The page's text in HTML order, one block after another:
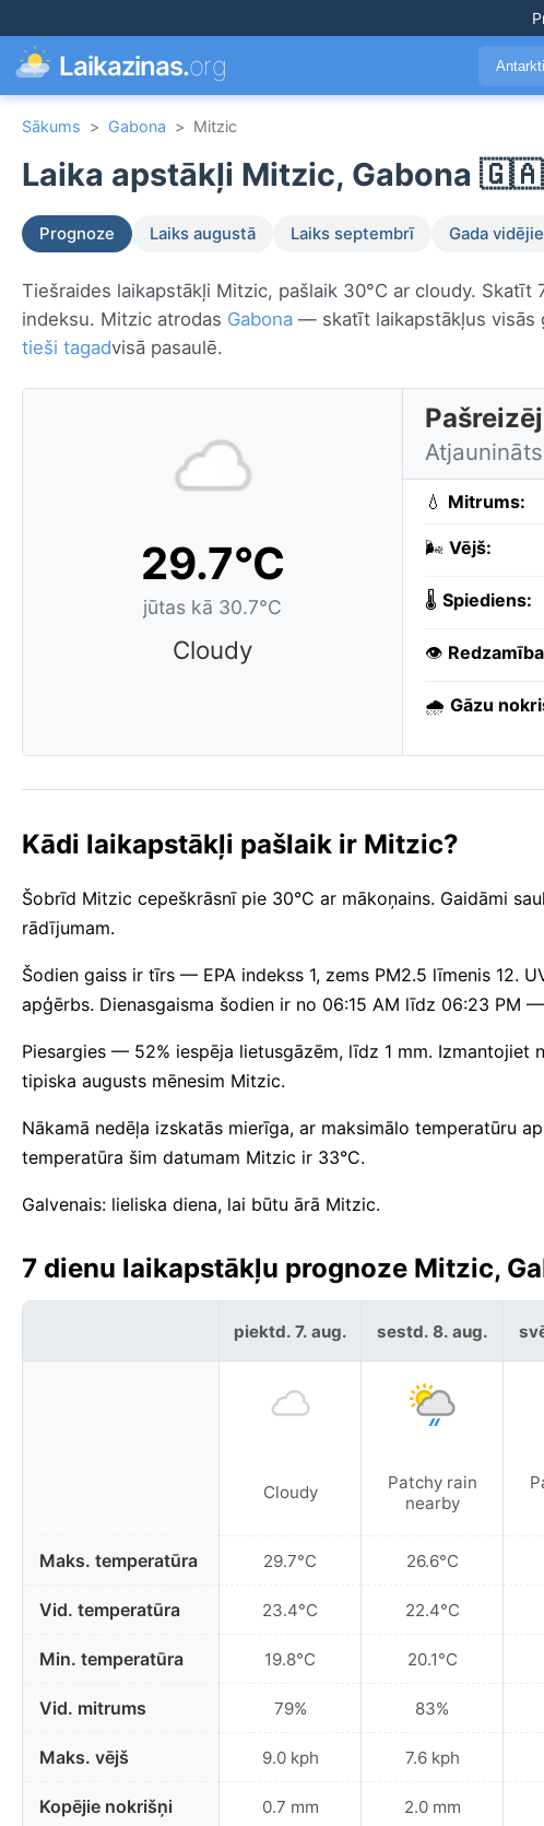
Laikazinas.org
Sākums > Gabona > Mitzic
Laika apstākļi Mitzic, Gabona 🇬🇦
Prognoze Laiks augustā Laiks septembrī Gada
Tiešraides laikapstākļi Mitzic, pašlaik 30°C ar cloudy.
indeksu. Mitzic atrodas Gabona — skatīt laikapstākļus visās
tieši tagadvisā pasaulē.
29.7°C
jūtas kā 30.7°C
Cloudy
💧 Mitrums:
🌬️ Vējš:
🌡️ Spiediens:
👁️
🌧️ Gāzu
Kādi laikapstākļi pašlaik ir Mitzic?
Šobrīd Mitzic cepeškrāsnī pie 30°C ar mākoņains. Gaidāmi
rādījumam.
Šodien gaiss ir tīrs — EPA indekss 1, zems PM2.5 līmenis 12.
apģērbs. Dienasgaisma šodien ir no 06:15 AM līdz 06:23 PM
Piesargies — 52% iespēja lietusgāzēm, līdz 1 mm. Izmantojiet
tipiska augusts mēnesim Mitzic.
Nākamā nedēļa izskatās mierīga, ar maksimālo temperatūru
temperatūra šim datumam Mitzic ir 33°C.
Galvenais: lieliska diena, lai būtu ārā Mitzic.
7 dienu laikapstākļu prognoze Mitzic,
Maks. temperatūra
Vid. temperatūra
Min. temperatūra
Vid. mitrums
Maks. vējš
Kopējie nokrišņi
piektd. 7. aug.
Cloudy
29.7°C
23.4°C
19.8°C
79%
9.0 kph
0.7 mm
sestd. 8. aug.
Patchy rain
nearby
26.6°C
22.4°C
20.1°C
83%
7.6 kph
2.0 mm